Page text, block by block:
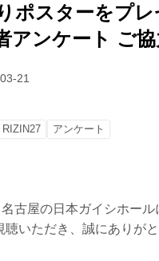
ポスターをプ
アンケート ご
21
RIZIN27 アンケート
古屋の日本ガイシホー
いただき、誠にありがと